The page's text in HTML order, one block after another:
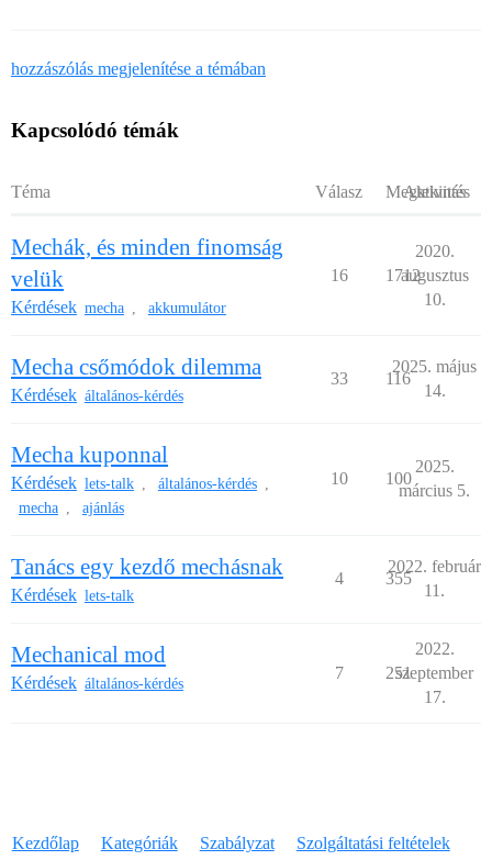
hozzászólás megjelenítése a témában
Kapcsolódó témák
Téma Válasz Megtekintés
Aktivitás
Mechák, és minden finomság
velük
Kérdések mecha , akkumulátor
16 1712
2020.
augusztus
10.
Mecha csőmódok dilemma
Kérdések általános-kérdés
33 116
2025. május
14.
Mecha kuponnal
Kérdések lets-talk , általános-kérdés ,
mecha , ajánlás
10 100
2025.
március 5.
Tanács egy kezdő mechásnak
Kérdések lets-talk
4 355
2022. február
11.
Mechanical mod
Kérdések általános-kérdés
7 251
2022.
szeptember
17.
Kezdőlap Kategóriák Szabályzat Szolgáltatási feltételek